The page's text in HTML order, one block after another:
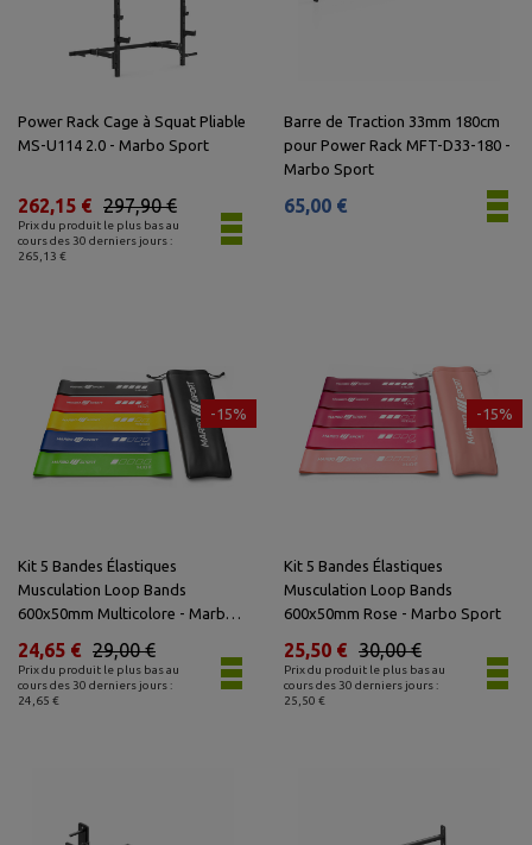
Power Rack Cage à Squat Pliable
MS-U114 2.0 - Marbo Sport
Prix du produit le plus bas au
cours des 30 derniers jours :
265,13 €
297,90 €
262,15 €
Barre de Traction 33mm 180cm
pour Power Rack MFT-D33-180 -
Marbo Sport
65,00 €
-15%
Kit 5 Bandes Élastiques
Musculation Loop Bands
600x50mm Multicolore - Marbo
Prix du produit le plus bas au
cours des 30 derniers jours :
24,65 €
29,00 €
24,65 €
-15%
Kit 5 Bandes Élastiques
Musculation Loop Bands
600x50mm Rose - Marbo Sport
Prix du produit le plus bas au
cours des 30 derniers jours :
25,50 €
30,00 €
25,50 €